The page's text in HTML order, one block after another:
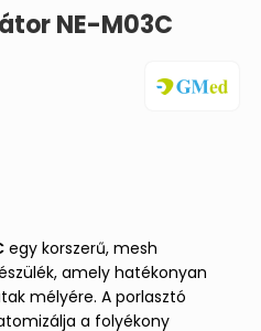
NE-M03C
egy korszerű, mesh
amely hatékonyan
mélyére. A porlasztó
a folyékony